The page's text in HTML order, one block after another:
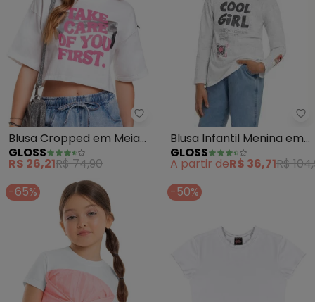
Gloss - Blusa Cropped em
Blusa Cropped em Meia
Malha Juvenil (Branco)
GLOSS
R$ 26,21R$ 74,90
Blusa Infantil Menina em
Malha Botonê (Branco)
GLOSS
A partir deR$ 36,71R$
-65%
-50%